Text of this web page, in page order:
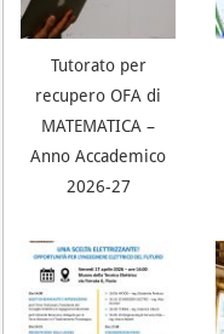
Tutorato per
recupero OFA di
MATEMATICA –
Anno Accademico
2026-27